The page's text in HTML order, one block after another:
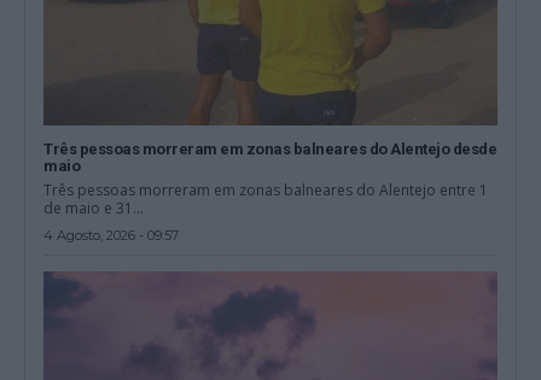
Três pessoas morreram em zonas balneares do Alentejo desde
maio
Três pessoas morreram em zonas balneares do Alentejo entre 1
de maio e 31...
4 Agosto, 2026 - 09:57